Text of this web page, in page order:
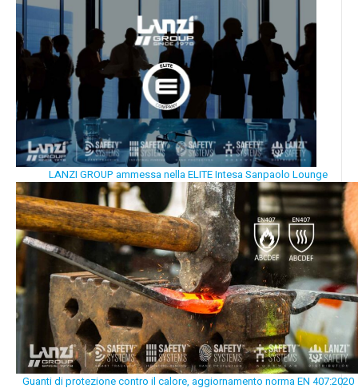
LANZI GROUP ammessa nella ELITE Intesa Sanpaolo Lounge
Guanti di protezione contro il calore, aggiornamento norma EN 407:2020